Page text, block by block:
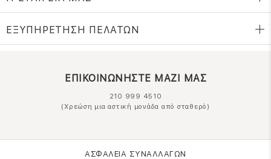
ΕΞΥΠΗΡΕΤΗΣΗ ΠΕΛΑΤΩΝ
ΕΠΙΚΟΙΝΩΝΗΣΤΕ ΜΑΖΙ ΜΑΣ
210 999 4510
(Χρεώση μια αστική μονάδα από σταθερό)
ΑΣΦΑΛΕΙΑ ΣΥΝΑΛΛΑΓΩΝ